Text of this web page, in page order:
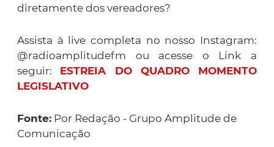
diretamente dos vereadores?
Assista à live completa no nosso Instagram:
@radioamplitudefm ou acesse o Link a
seguir: ESTREIA DO QUADRO MOMENTO
LEGISLATIVO
Fonte: Por Redação - Grupo Amplitude de
Comunicação